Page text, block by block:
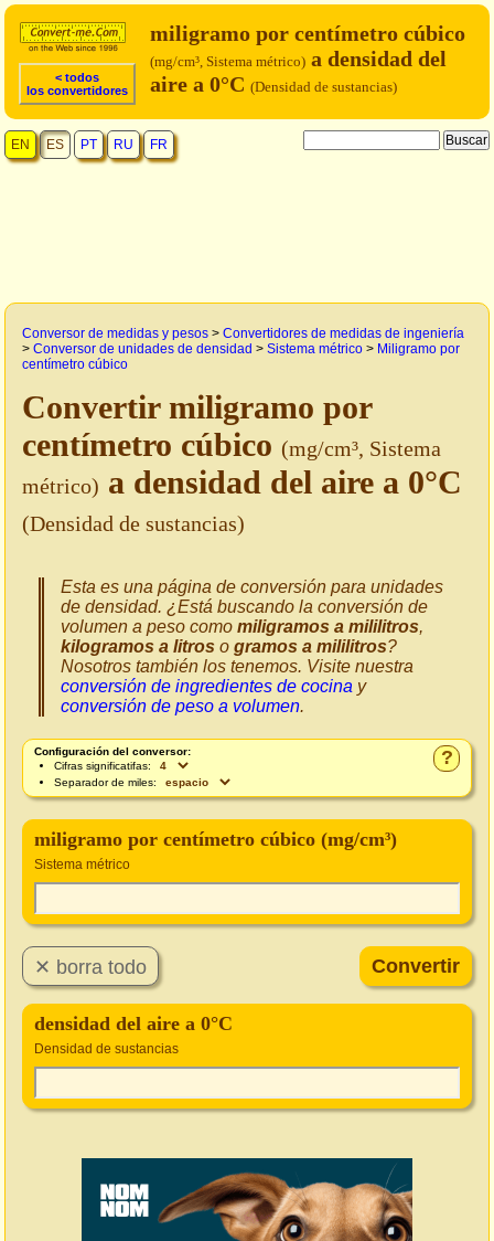
< todos
los convertidores
miligramo por centímetro cúbico
(mg/cm³, Sistema métrico) a densidad del
aire a 0°C (Densidad de sustancias)
EN ES PT RU FR
Conversor de medidas y pesos > Convertidores de medidas de ingeniería
> Conversor de unidades de densidad > Sistema métrico > Miligramo por
centímetro cúbico
Convertir miligramo por
centímetro cúbico (mg/cm³, Sistema
métrico) a densidad del aire a 0°C
(Densidad de sustancias)
Esta es una página de conversión para unidades
de densidad. ¿Está buscando la conversión de
volumen a peso como miligramos a mililitros,
kilogramos a litros o gramos a mililitros?
Nosotros también los tenemos. Visite nuestra
conversión de ingredientes de cocina y
conversión de peso a volumen.
?
Configuración del conversor:
Cifras significatifas:
Separador de miles:
miligramo por centímetro cúbico (mg/cm³)
Sistema métrico
densidad del aire a 0°C
Densidad de sustancias